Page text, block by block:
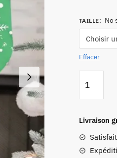
TAILLE: No
Effacer
Livraison